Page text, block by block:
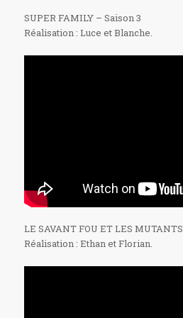
SUPER FAMILY – Saison 3
Réalisation : Luce et Blanche.
LE SAVANT FOU ET LES MUTANTS
Réalisation : Ethan et Florian.